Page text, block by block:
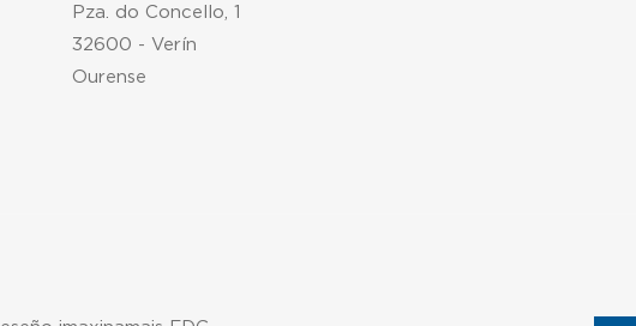
Pza. do Concello, 1
32600 - Verín
Ourense